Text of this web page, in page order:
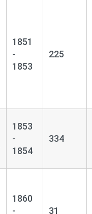
1851
-
1853
225
1853
-
1854
334
1860
-
31